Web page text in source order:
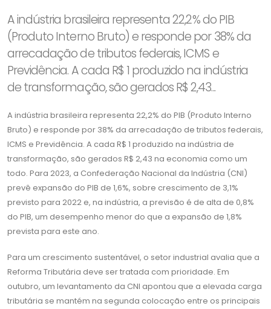
A indústria brasileira representa 22,2% do PIB
(Produto Interno Bruto) e responde por 38% da
arrecadação de tributos federais, ICMS e
Previdência. A cada R$ 1 produzido na indústria
de transformação, são gerados R$ 2,43...
A indústria brasileira representa 22,2% do PIB (Produto Interno
Bruto) e responde por 38% da arrecadação de tributos federais,
ICMS e Previdência. A cada R$ 1 produzido na indústria de
transformação, são gerados R$ 2,43 na economia como um
todo. Para 2023, a Confederação Nacional da Indústria (CNI)
prevê expansão do PIB de 1,6%, sobre crescimento de 3,1%
previsto para 2022 e, na indústria, a previsão é de alta de 0,8%
do PIB, um desempenho menor do que a expansão de 1,8%
prevista para este ano.
Para um crescimento sustentável, o setor industrial avalia que a
Reforma Tributária deve ser tratada com prioridade. Em
outubro, um levantamento da CNI apontou que a elevada carga
tributária se mantém na segunda colocação entre os principais